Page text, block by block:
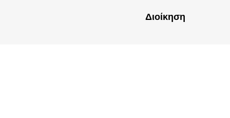
Διοίκηση